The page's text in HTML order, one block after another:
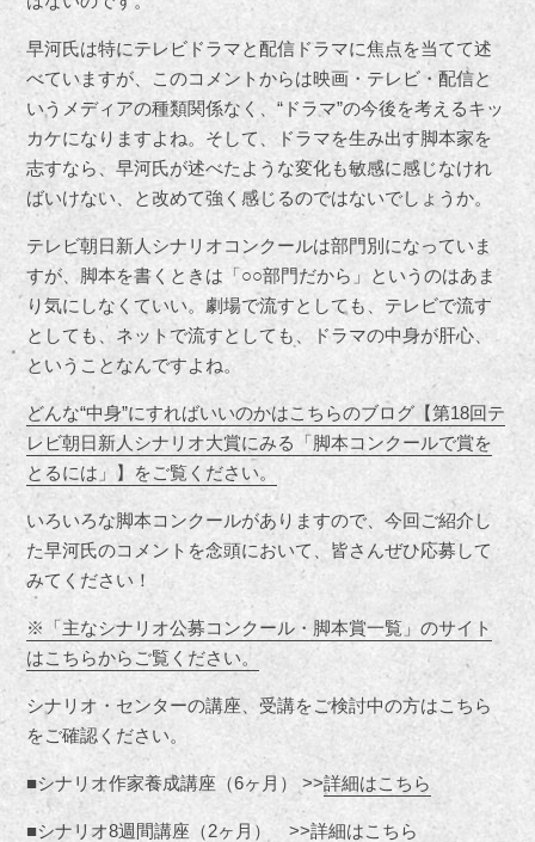
早河氏は特にテレビドラマと配信ドラマに焦点を当てて述
べていますが、このコメントからは映画・テレビ・配信と
いうメディアの種類関係なく、“ドラマ”の今後を考えるキッ
カケになりますよね。そして、ドラマを生み出す脚本家を
志すなら、早河氏が述べたような変化も敏感に感じなけれ
ばいけない、と改めて強く感じるのではないでしょうか。
テレビ朝日新人シナリオコンクールは部門別になっていま
すが、脚本を書くときは「○○部門だから」というのはあま
り気にしなくていい。劇場で流すとしても、テレビで流す
としても、ネットで流すとしても、ドラマの中身が肝心、
ということなんですよね。
どんな“中身”にすればいいのかはこちらのブログ【第18回テ
レビ朝日新人シナリオ大賞にみる「脚本コンクールで賞を
とるには」】をご覧ください。
いろいろな脚本コンクールがありますので、今回ご紹介し
た早河氏のコメントを念頭において、皆さんぜひ応募して
みてください！
※「主なシナリオ公募コンクール・脚本賞一覧」のサイト
はこちらからご覧ください。
シナリオ・センターの講座、受講をご検討中の方はこちら
をご確認ください。
■シナリオ作家養成講座（6ヶ月） >>詳細はこちら
■シナリオ8週間講座（2ヶ月） >>詳細はこちら